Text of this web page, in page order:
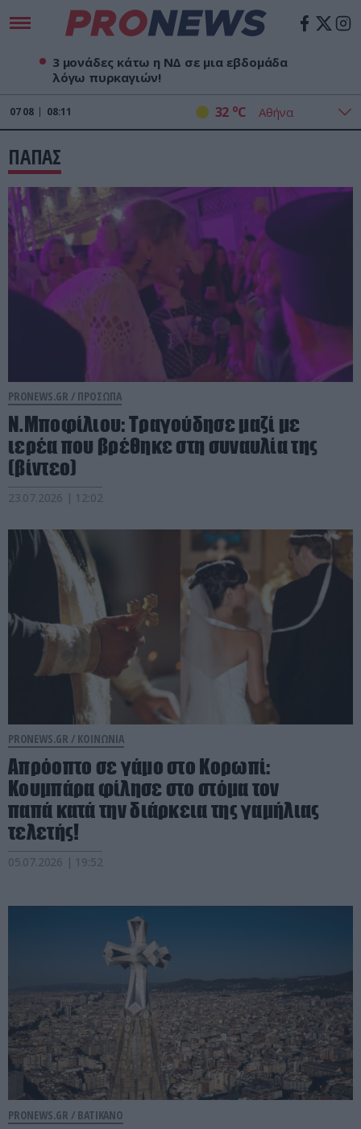
3 μονάδες κάτω η ΝΔ σε μια εβδομάδα
λόγω πυρκαγιών!
07 08 08:11 32 oC
ΠΑΠΑΣ
PRONEWS.GR / ΠΡΟΣΩΠΑ
Ν.Μποφίλιου: Τραγούδησε μαζί με
ιερέα που βρέθηκε στη συναυλία της
(βίντεο)
23.07.2026 | 12:02
PRONEWS.GR / ΚΟΙΝΩΝΙΑ
Απρόοπτο σε γάμο στο Κορωπί:
Κουμπάρα φίλησε στο στόμα τον
παπά κατά την διάρκεια της γαμήλιας
τελετής!
05.07.2026 | 19:52
PRONEWS.GR / ΒΑΤΙΚΑΝΟ